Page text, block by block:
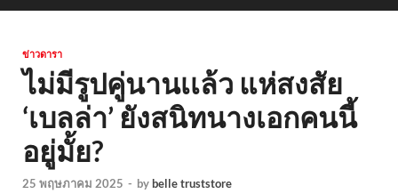
ข่าวดารา
ไม่มีรูปคู่นานเเล้ว แห่สงสัย
‘เบลล่า’ ยังสนิทนางเอกคนนี้
อยู่มั้ย?
25 พฤษภาคม 2025 - bybelle truststore